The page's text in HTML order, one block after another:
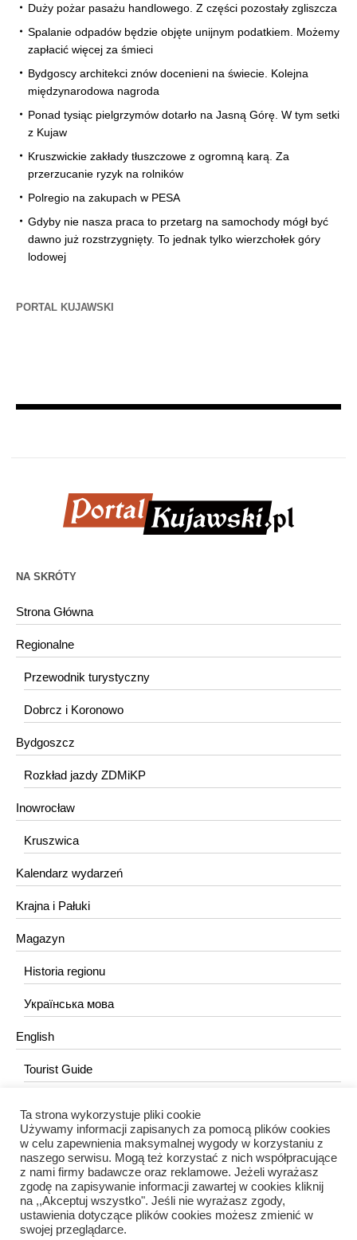
Duży pożar pasażu handlowego. Z części pozostały zgliszcza
Spalanie odpadów będzie objęte unijnym podatkiem. Możemy
zapłacić więcej za śmieci
Bydgoscy architekci znów docenieni na świecie. Kolejna
międzynarodowa nagroda
Ponad tysiąc pielgrzymów dotarło na Jasną Górę. W tym setki
z Kujaw
Kruszwickie zakłady tłuszczowe z ogromną karą. Za
przerzucanie ryzyk na rolników
Polregio na zakupach w PESA
Gdyby nie nasza praca to przetarg na samochody mógł być
dawno już rozstrzygnięty. To jednak tylko wierzchołek góry
lodowej
PORTAL KUJAWSKI
NA SKRÓTY
Strona Główna
Regionalne
Przewodnik turystyczny
Dobrcz i Koronowo
Bydgoszcz
Rozkład jazdy ZDMiKP
Inowrocław
Kruszwica
Kalendarz wydarzeń
Krajna i Pałuki
Magazyn
Historia regionu
Українська мова
English
Tourist Guide
KONTAKT
redakcja@portalkujawski.pl
Redakcja
Ta strona wykorzystuje pliki cookie
Używamy informacji zapisanych za pomocą plików cookies
w celu zapewnienia maksymalnej wygody w korzystaniu z
naszego serwisu. Mogą też korzystać z nich współpracujące
z nami firmy badawcze oraz reklamowe. Jeżeli wyrażasz
zgodę na zapisywanie informacji zawartej w cookies kliknij
na ,,Akceptuj wszystko". Jeśli nie wyrażasz zgody,
ustawienia dotyczące plików cookies możesz zmienić w
swojej przeglądarce.